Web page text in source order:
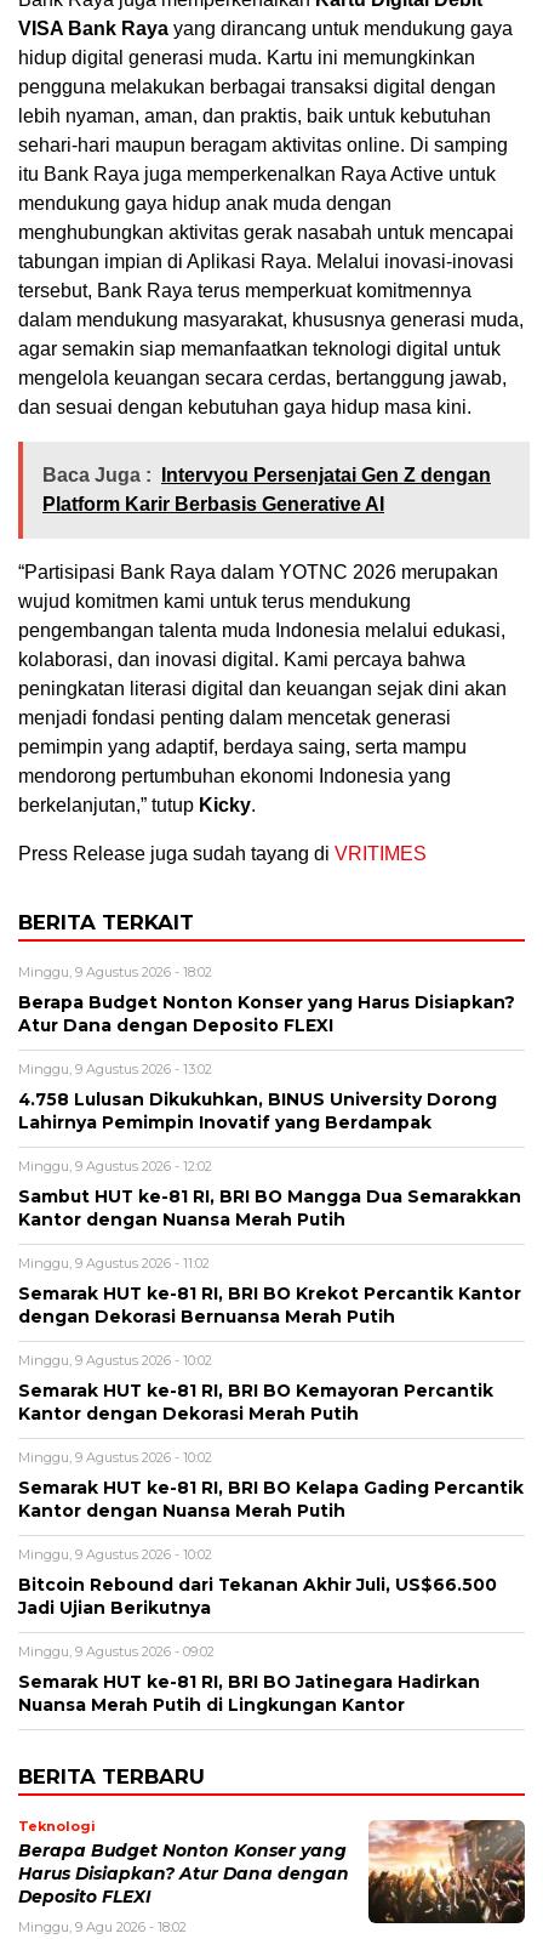
VISA Bank Raya yang dirancang untuk mendukung gaya
hidup digital generasi muda. Kartu ini memungkinkan
pengguna melakukan berbagai transaksi digital dengan
lebih nyaman, aman, dan praktis, baik untuk kebutuhan
sehari-hari maupun beragam aktivitas online. Di samping
itu Bank Raya juga memperkenalkan Raya Active untuk
mendukung gaya hidup anak muda dengan
menghubungkan aktivitas gerak nasabah untuk mencapai
tabungan impian di Aplikasi Raya. Melalui inovasi-inovasi
tersebut, Bank Raya terus memperkuat komitmennya
dalam mendukung masyarakat, khususnya generasi muda,
agar semakin siap memanfaatkan teknologi digital untuk
mengelola keuangan secara cerdas, bertanggung jawab,
dan sesuai dengan kebutuhan gaya hidup masa kini.
Baca Juga :
Intervyou Persenjatai Gen Z dengan
Platform Karir Berbasis Generative AI
“Partisipasi Bank Raya dalam YOTNC 2026 merupakan
wujud komitmen kami untuk terus mendukung
pengembangan talenta muda Indonesia melalui edukasi,
kolaborasi, dan inovasi digital. Kami percaya bahwa
peningkatan literasi digital dan keuangan sejak dini akan
menjadi fondasi penting dalam mencetak generasi
pemimpin yang adaptif, berdaya saing, serta mampu
mendorong pertumbuhan ekonomi Indonesia yang
berkelanjutan,” tutup Kicky.
Press Release juga sudah tayang di VRITIMES
BERITA TERKAIT
Minggu, 9 Agustus 2026 - 18:02
Berapa Budget Nonton Konser yang Harus Disiapkan?
Atur Dana dengan Deposito FLEXI
Minggu, 9 Agustus 2026 - 13:02
4.758 Lulusan Dikukuhkan, BINUS University Dorong
Lahirnya Pemimpin Inovatif yang Berdampak
Minggu, 9 Agustus 2026 - 12:02
Sambut HUT ke-81 RI, BRI BO Mangga Dua Semarakkan
Kantor dengan Nuansa Merah Putih
Minggu, 9 Agustus 2026 - 11:02
Semarak HUT ke-81 RI, BRI BO Krekot Percantik Kantor
dengan Dekorasi Bernuansa Merah Putih
Minggu, 9 Agustus 2026 - 10:02
Semarak HUT ke-81 RI, BRI BO Kemayoran Percantik
Kantor dengan Dekorasi Merah Putih
Minggu, 9 Agustus 2026 - 10:02
Semarak HUT ke-81 RI, BRI BO Kelapa Gading Percantik
Kantor dengan Nuansa Merah Putih
Minggu, 9 Agustus 2026 - 10:02
Bitcoin Rebound dari Tekanan Akhir Juli, US$66.500
Jadi Ujian Berikutnya
Minggu, 9 Agustus 2026 - 09:02
Semarak HUT ke-81 RI, BRI BO Jatinegara Hadirkan
Nuansa Merah Putih di Lingkungan Kantor
BERITA TERBARU
Teknologi
Berapa Budget Nonton Konser yang
Harus Disiapkan? Atur Dana dengan
Deposito FLEXI
Minggu, 9 Agu 2026 - 18:02